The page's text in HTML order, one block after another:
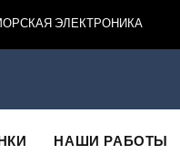
ЭЛЕКТРОНИКА
НАШИ РАБОТЫ